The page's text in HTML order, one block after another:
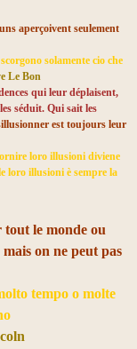
aperçoivent seulement
solamente cio che
Le Bon
qui leur déplaisent,
séduit. Qui sait les
est toujours leur
loro illusioni diviene
loro illusioni è sempre la
le monde ou
on ne peut pas
tempo o molte